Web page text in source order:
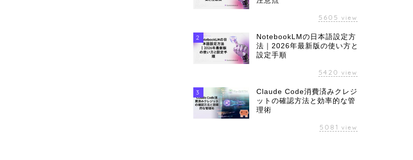
5605 view
2
NotebookLMの日本語設定方
法｜2026年最新版の使い方と
設定手順
5420 view
3
Claude Code消費済みクレジ
ットの確認方法と効率的な管
理術
5081 view